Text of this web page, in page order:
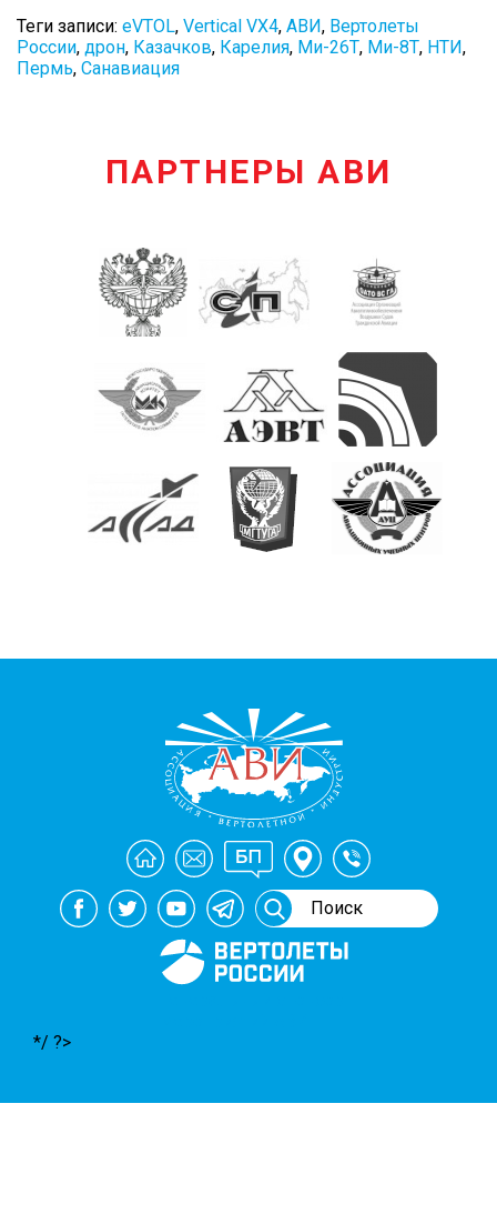
Теги записи: eVTOL, Vertical VX4, АВИ, Вертолеты
России, дрон, Казачков, Карелия, Ми-26Т, Ми-8Т, НТИ,
Пермь, Санавиация
ПАРТНЕРЫ АВИ
*/ ?>